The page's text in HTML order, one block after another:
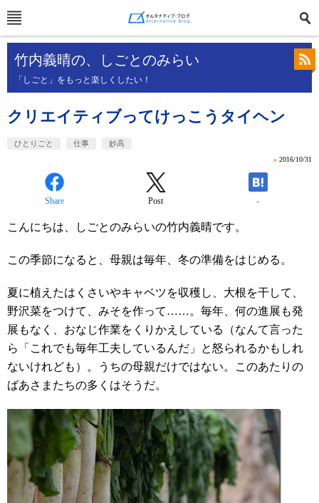
竹内義晴の、しごとのみらい
「しごと」をもっと楽しくしたい！
クリエイティブってけっこうタイヘン
ひとりごと 仕事 妙高
» 2016/10/31
Share Post -
こんにちは、しごとのみらいの竹内義晴です。
この季節になると、母親は毎年、冬の準備をはじめる。
夏に植えたはくさいやキャベツを収穫し、大根を干して、
野沢菜をつけて、みそを作って……。毎年、何の進展も発
展もなく、おなじ作業をくりかえしている（なんて言った
ら「これでも毎年工夫しているんだ」と怒られるかもしれ
ないけれども）。うちの母親だけではない。このあたりの
ばあさまたちの多くはそうだ。